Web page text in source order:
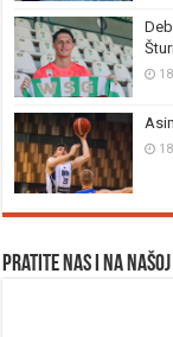
Pratite nas i na